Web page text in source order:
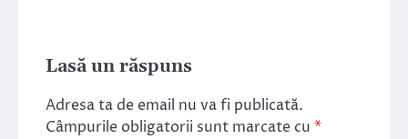
Lasă un răspuns
Adresa ta de email nu va fi publicată.
Câmpurile obligatorii sunt marcate cu *